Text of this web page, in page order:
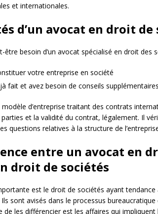
et internationales.
d’un avocat en droit de
être besoin d’un avocat spécialisé en droit des
votre entreprise en société
fait et avez besoin de conseils supplémentaires
modèle d’entreprise traitant des contrats
et la validité du contrat, légalement. Il
questions relatives à la structure de
entre un avocat en
droit de sociétés
est le droit de sociétés ayant tendance
Ils sont avisés dans le processus
de les différencier est les affaires qui impliquent